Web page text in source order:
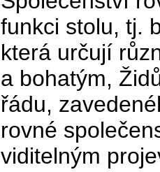
funkci stolu, tj.
která určují
a bohatým,
řádu,
rovné
viditelným